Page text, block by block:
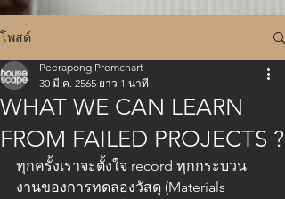
โพสต์
WHAT WE CAN LEARN
FROM FAILED PROJECTS ?
Peerapong Promchart
30 มี.ค. 2565 ยาว 1 นาที
ทุกครั้งเราจะตั้งใจ record ทุกกระบวน
งานของการทดลองวัสดุ (Materials